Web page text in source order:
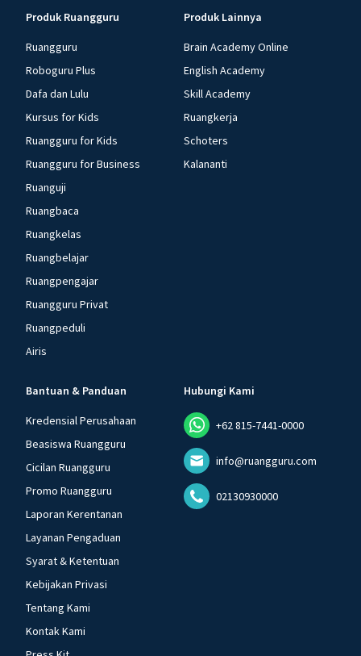
Produk Ruangguru
Ruangguru
Roboguru Plus
Dafa dan Lulu
Kursus for Kids
Ruangguru for Kids
Ruangguru for Business
Ruanguji
Ruangbaca
Ruangkelas
Ruangbelajar
Ruangpengajar
Ruangguru Privat
Ruangpeduli
Airis
Produk Lainnya
Brain Academy Online
English Academy
Skill Academy
Ruangkerja
Schoters
Kalananti
Bantuan & Panduan
Kredensial Perusahaan
Beasiswa Ruangguru
Cicilan Ruangguru
Promo Ruangguru
Laporan Kerentanan
Layanan Pengaduan
Syarat & Ketentuan
Kebijakan Privasi
Tentang Kami
Kontak Kami
Hubungi Kami
+62 815-7441-0000
info@ruangguru.com
02130930000